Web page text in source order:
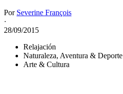
Por Severine François
·
28/09/2015
Relajación
Naturaleza, Aventura & Deporte
Arte & Cultura